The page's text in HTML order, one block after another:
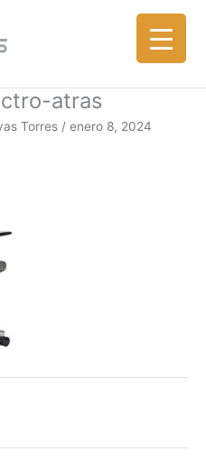
atras
Torres / enero 8, 2024